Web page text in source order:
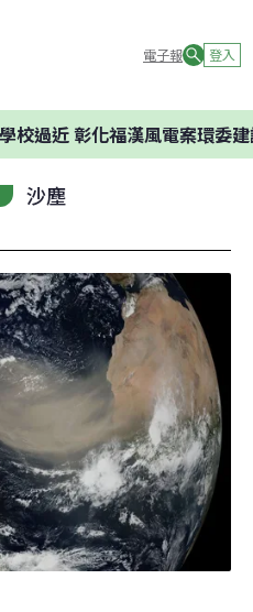
電子報 登入
化福漢風電案環委建議不應開
沙塵